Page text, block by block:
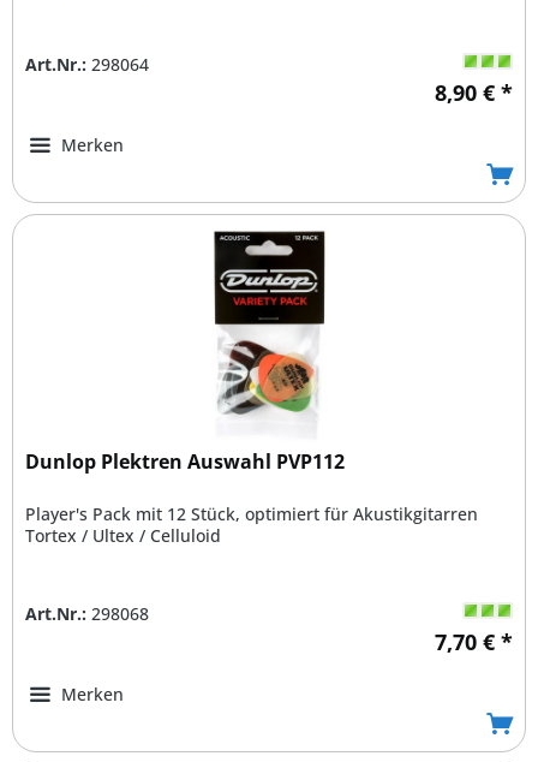
Art.Nr.: 298064
8,90 € *
Merken
Dunlop Plektren Auswahl PVP112
Player's Pack mit 12 Stück, optimiert für Akustikgitarren
Tortex / Ultex / Celluloid
Art.Nr.: 298068
7,70 € *
Merken